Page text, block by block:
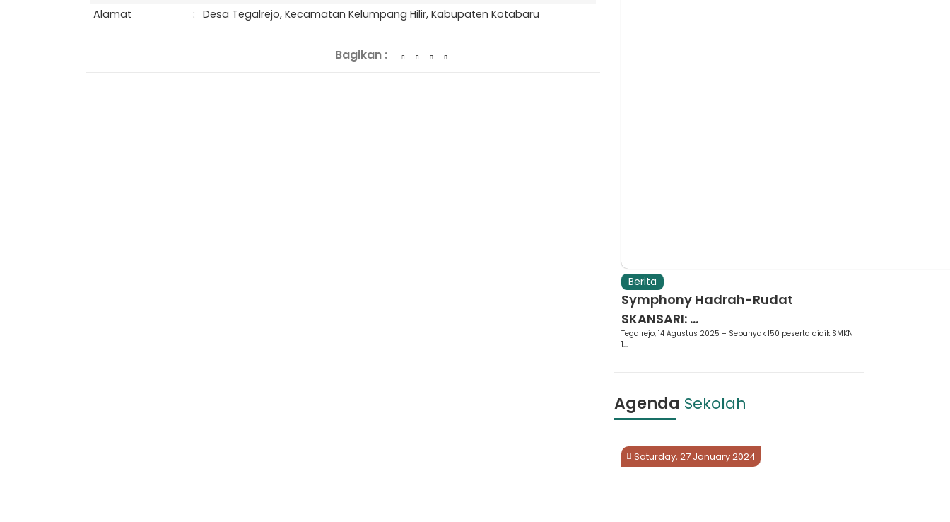
Alamat
: Desa Tegalrejo, Kecamatan Kelumpang Hilir, Kabupaten Kotabaru
Bagikan :
Berita
Symphony Hadrah-Rudat
SKANSARI: ...
Tegalrejo, 14 Agustus 2025 – Sebanyak 150 peserta didik SMKN
1...
Agenda Sekolah
Saturday, 27 January 2024